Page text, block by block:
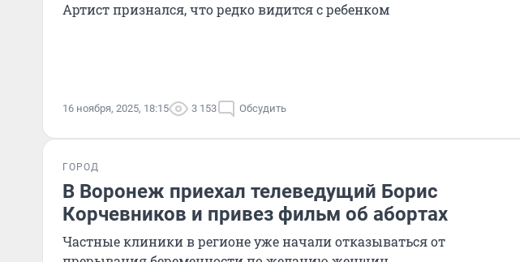
Артист признался, что редко видится с ребенком
16 ноября, 2025, 18:15 3 153 Обсудить
ГОРОД
В Воронеж приехал телеведущий Борис
Корчевников и привез фильм об абортах
Частные клиники в регионе уже начали отказываться от